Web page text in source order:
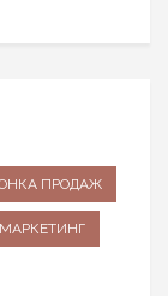
ПРОДАЖ
МАРКЕТИНГ